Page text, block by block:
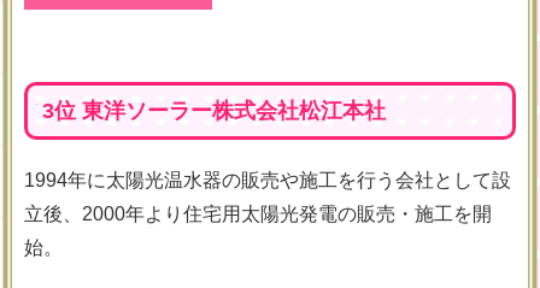
3位 東洋ソーラー株式会社松江本社
1994年に太陽光温水器の販売や施工を行う会社として設
立後、2000年より住宅用太陽光発電の販売・施工を開
始。